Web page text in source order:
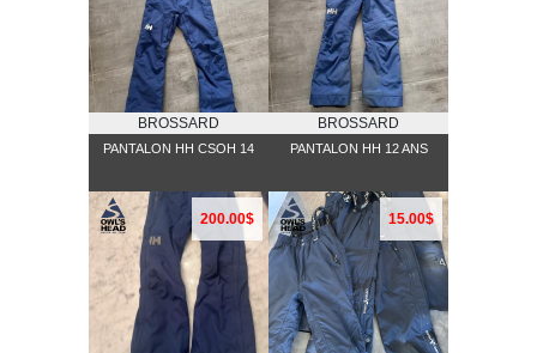
BROSSARD
PANTALON HH CSOH 14
BROSSARD
PANTALON HH 12 ANS
200.00$ 15.00$